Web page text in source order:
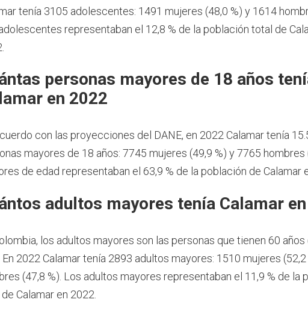
tenía 3105 adolescentes: 1491 mujeres (48,0 %) y 1614
representaban el 12,8 % de la población total de
personas mayores de 18 años
en 2022
con las proyecciones del DANE, en 2022 Calamar tenía
mayores de 18 años: 7745 mujeres (49,9 %) y 7765 hombres
de edad representaban el 63,9 % de la población de Calamar
adultos mayores tenía Calamar
los adultos mayores son las personas que tienen 60 años
En 2022 Calamar tenía 2893 adultos mayores: 1510 mujeres
(47,8 %). Los adultos mayores representaban el 11,9 % de la
Calamar en 2022.